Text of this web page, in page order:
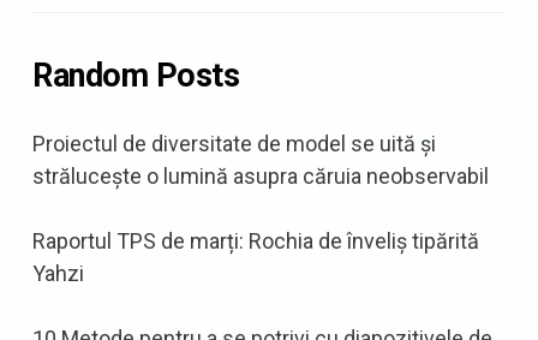
Random Posts
Proiectul de diversitate de model se uită și
strălucește o lumină asupra căruia neobservabil
Raportul TPS de marți: Rochia de înveliș tipărită
Yahzi